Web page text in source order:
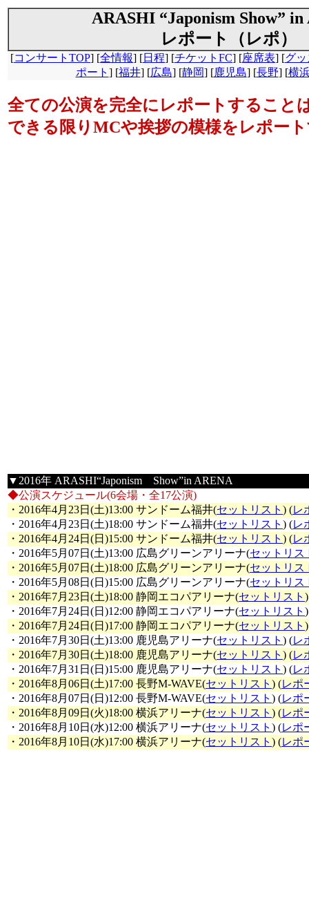
ARASHI “Japonism Show”
レポート（レポ）
[コンサートTOP] [全情報] [日程] [チケットFC] [座席表] [グ
ポート ] [福井] [広島] [静岡] [鹿児島] [長野] [横
全ての公演を完全にレポートすること
できる限りMCや挨拶の模様をレポー
▼2016年 ARASHI“Japonism Show”in ARENA
◆公演スケジュール(6会場・全17公演)
・2016年4月23日(土)13:00 サンドーム福井(セットリスト ) (レ
・2016年4月23日(土)18:00 サンドーム福井(セットリスト ) (レ
・2016年4月24日(日)15:00 サンドーム福井(セットリスト ) (レ
・2016年5月07日(土)13:00 広島グリーンアリーナ(セットリス
・2016年5月07日(土)18:00 広島グリーンアリーナ(セットリス
・2016年5月08日(日)15:00 広島グリーンアリーナ(セットリス
・2016年7月23日(土)18:00 静岡エコパアリーナ(セットリスト
・2016年7月24日(日)12:00 静岡エコパアリーナ(セットリスト
・2016年7月24日(日)17:00 静岡エコパアリーナ(セットリスト
・2016年7月30日(土)13:00 鹿児島アリーナ(セットリスト ) (レ
・2016年7月30日(土)18:00 鹿児島アリーナ(セットリスト ) (レ
・2016年7月31日(日)15:00 鹿児島アリーナ(セットリスト ) (レ
・2016年8月06日(土)17:00 長野M-WAVE(セットリスト ) (レポ
・2016年8月07日(日)12:00 長野M-WAVE(セットリスト ) (レポ
・2016年8月09日(火)18:00 横浜アリーナ(セットリスト ) (レポ
・2016年8月10日(水)12:00 横浜アリーナ(セットリスト ) (レポ
・2016年8月10日(水)17:00 横浜アリーナ(セットリスト ) (レポ